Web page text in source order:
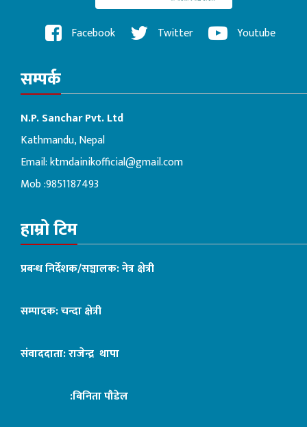
Facebook Twitter Youtube
सम्पर्क
N.P. Sanchar Pvt. Ltd
Kathmandu, Nepal
Email:ktmdainikofficial@gmail.com
Mob :9851187493
हाम्रो टिम
प्रबन्ध निर्देशक/सञ्चालक: नेत्र क्षेत्री
सम्पादक: चन्दा क्षेत्री
संवाददाता: राजेन्द्र थापा
:बिनिता पौडेल